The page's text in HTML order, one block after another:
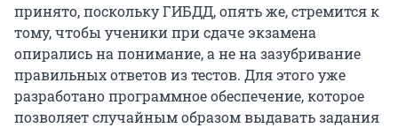
принято, поскольку ГИБДД, опять же, стремится к
тому, чтобы ученики при сдаче экзамена
опирались на понимание, а не на зазубривание
правильных ответов из тестов. Для этого уже
разработано программное обеспечение, которое
позволяет случайным образом выдавать задания